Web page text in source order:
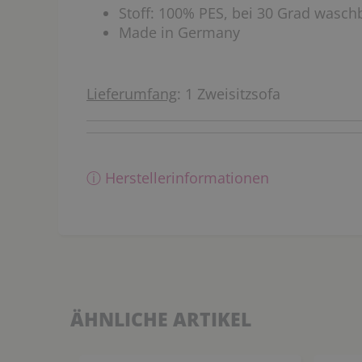
Stoff: 100% PES, bei 30 Grad
Made in Germany
Lieferumfang: 1 Zweisitzsofa
ⓘ Herstellerinformationen
ÄHNLICHE ARTIKEL